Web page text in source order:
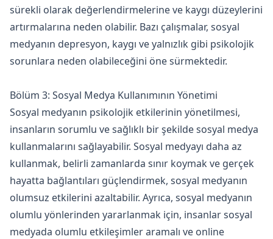
sürekli olarak değerlendirmelerine ve kaygı düzeylerini
artırmalarına neden olabilir. Bazı çalışmalar, sosyal
medyanın depresyon, kaygı ve yalnızlık gibi psikolojik
sorunlara neden olabileceğini öne sürmektedir.
Bölüm 3: Sosyal Medya Kullanımının Yönetimi
Sosyal medyanın psikolojik etkilerinin yönetilmesi,
insanların sorumlu ve sağlıklı bir şekilde sosyal medya
kullanmalarını sağlayabilir. Sosyal medyayı daha az
kullanmak, belirli zamanlarda sınır koymak ve gerçek
hayatta bağlantıları güçlendirmek, sosyal medyanın
olumsuz etkilerini azaltabilir. Ayrıca, sosyal medyanın
olumlu yönlerinden yararlanmak için, insanlar sosyal
medyada olumlu etkileşimler aramalı ve online